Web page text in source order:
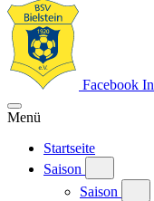
Facebook
Menü
Startseite
Saison
Saison